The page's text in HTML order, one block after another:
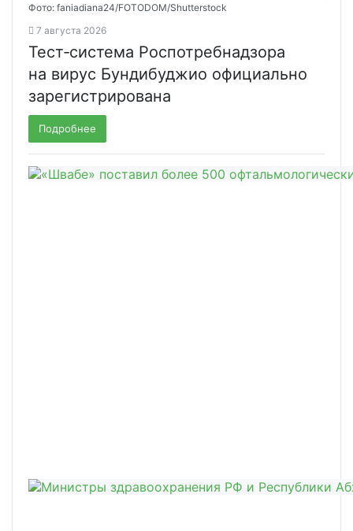
Фото: faniadiana24/FOTODOM/Shutterstock
7 августа 2026
Тест‑система Роспотребнадзора
на вирус Бундибуджио официально
зарегистрирована
Подробнее